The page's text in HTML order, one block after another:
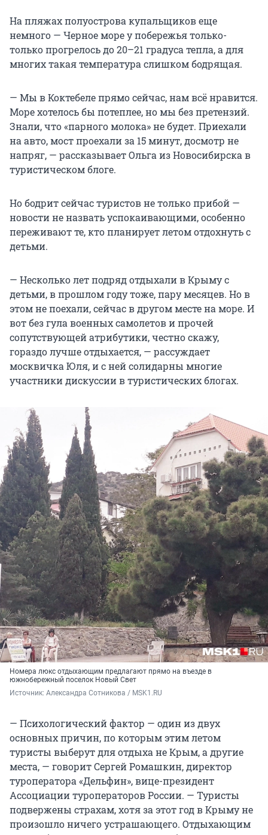
На пляжах полуострова купальщиков еще
немного — Черное море у побережья только-
только прогрелось до 20–21 градуса тепла, а для
многих такая температура слишком бодрящая.
— Мы в Коктебеле прямо сейчас, нам всё нравится.
Море хотелось бы потеплее, но мы без претензий.
Знали, что «парного молока» не будет. Приехали
на авто, мост проехали за 15 минут, досмотр не
напряг, — рассказывает Ольга из Новосибирска в
туристическом блоге.
Но бодрит сейчас туристов не только прибой —
новости не назвать успокаивающими, особенно
переживают те, кто планирует летом отдохнуть с
детьми.
— Несколько лет подряд отдыхали в Крыму с
детьми, в прошлом году тоже, пару месяцев. Но в
этом не поехали, сейчас в другом месте на море. И
вот без гула военных самолетов и прочей
сопутствующей атрибутики, честно скажу,
гораздо лучше отдыхается, — рассуждает
москвичка Юля, и с ней солидарны многие
участники дискуссии в туристических блогах.
Номера люкс отдыхающим предлагают прямо на въезде в
южнобережный поселок Новый Свет
Источник: Александра Сотникова / MSK1.RU
— Психологический фактор — один из двух
основных причин, по которым этим летом
туристы выберут для отдыха не Крым, а другие
места, — говорит Сергей Ромашкин, директор
туроператора «Дельфин», вице-президент
Ассоциации туроператоров России. — Туристы
подвержены страхам, хотя за этот год в Крыму не
произошло ничего устрашающего. Отдыхающим